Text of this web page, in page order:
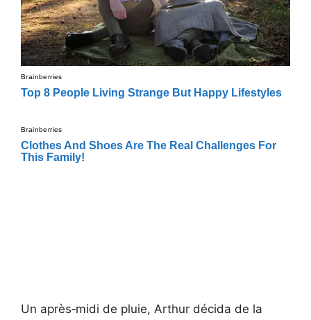
Un après‑midi de pluie, Arthur décida de la